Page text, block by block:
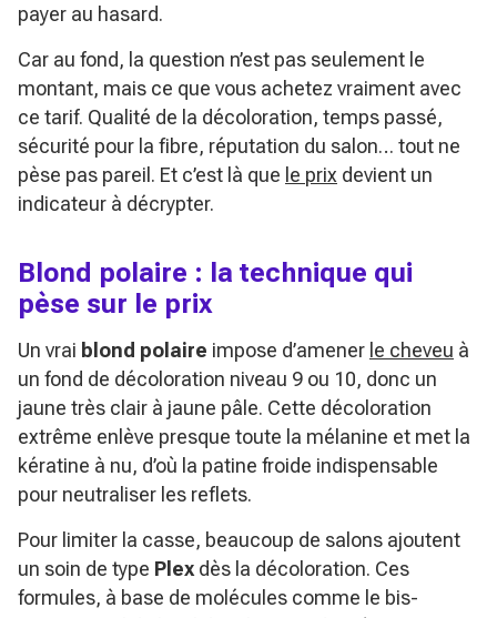
payer au hasard.
Car au fond, la question n’est pas seulement le
montant, mais ce que vous achetez vraiment avec
ce tarif. Qualité de la décoloration, temps passé,
sécurité pour la fibre, réputation du salon… tout ne
pèse pas pareil. Et c’est là que le prix devient un
indicateur à décrypter.
Blond polaire : la technique qui
pèse sur le prix
Un vrai blond polaire impose d’amener le cheveu à
un fond de décoloration niveau 9 ou 10, donc un
jaune très clair à jaune pâle. Cette décoloration
extrême enlève presque toute la mélanine et met la
kératine à nu, d’où la patine froide indispensable
pour neutraliser les reflets.
Pour limiter la casse, beaucoup de salons ajoutent
un soin de type Plex dès la décoloration. Ces
formules, à base de molécules comme le bis-